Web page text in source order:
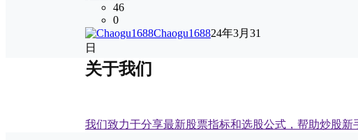
46
0
Chaogu168824年3月31
日
关于我们
我们致力于分享最新股票指标和选股公式，帮助炒股